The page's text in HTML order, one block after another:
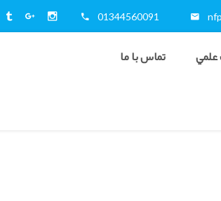
01344560091
علمي تماس با ما